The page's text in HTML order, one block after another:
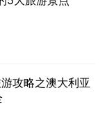
攻略之澳大利亚